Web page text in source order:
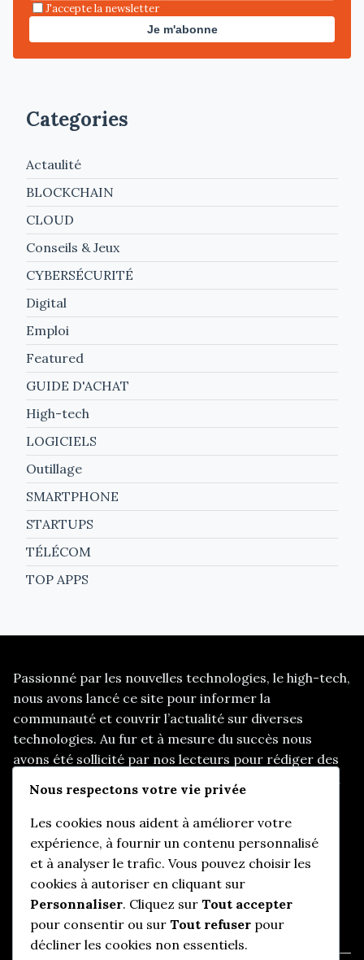
J'accepte la newsletter
Je m'abonne
Categories
Actaulité
BLOCKCHAIN
CLOUD
Conseils & Jeux
CYBERSÉCURITÉ
Digital
Emploi
Featured
GUIDE D'ACHAT
High-tech
LOGICIELS
Outillage
SMARTPHONE
STARTUPS
TÉLÉCOM
TOP APPS
Passionné par les nouvelles technologies, le high-tech,
nous avons lancé ce site pour informer la
communauté et couvrir l’actualité sur diverses
technologies. Au fur et à mesure du succès nous
avons été sollicité par nos lecteurs pour rédiger des
articles sur d’autres thématiques, telles que les start
up, le e-marketing, et d’autres sujets d’actualités
pertinents.
Informations utiles
Qui somme-nous ?
Nous respectons votre vie privée
Les cookies nous aident à améliorer votre
expérience, à fournir un contenu personnalisé
et à analyser le trafic. Vous pouvez choisir les
cookies à autoriser en cliquant sur
Personnaliser. Cliquez sur Tout accepter
pour consentir ou sur Tout refuser pour
décliner les cookies non essentiels.